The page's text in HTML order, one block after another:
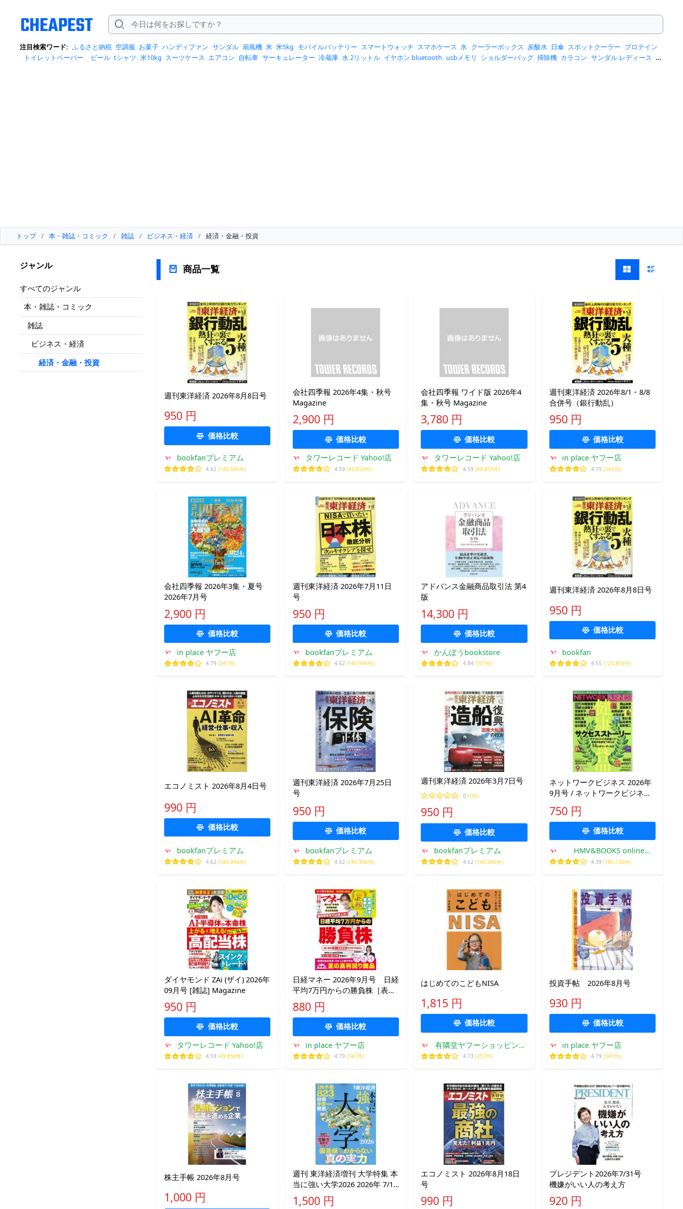
注目検索ワード: ふるさと納税 空調服 お菓子 ハンディファン サンダル 扇風機 米 米5kg モバイルバッテリー スマートウォッチ スマホケース 水 クーラーボックス 炭酸水 日傘 スポットクーラー プロテイン
トイレットペーパー
ビール tシャツ 米10kg スーツケース エアコン 自転車 サーキュレーター 冷蔵庫 水 2リットル イヤホン bluetooth usbメモリ ショルダーバッグ 掃除機 カラコン サンダル レディース ス
トップ / 本・雑誌・コミック / 雑誌 / ビジネス・経済 / 経済・金融・投資
ジャンル
すべてのジャンル
本・雑誌・コミック
雑誌
ビジネス・経済
経済・金融・投資
商品一覧
週刊東洋経済 2026年8月8日号
950 円
価格比較
bookfanプレミアム
4.62 (140,946件)
会社四季報 2026年4集・秋号
Magazine
2,900 円
価格比較
タワーレコード Yahoo!店
4.59 (49,859件)
会社四季報 ワイド版 2026年4
集・秋号 Magazine
3,780 円
価格比較
タワーレコード Yahoo!店
4.59 (49,859件)
週刊東洋経済 2026年8/1・8/8
合併号（銀行動乱）
950 円
価格比較
in place ヤフー店
4.79 (341件)
会社四季報 2026年3集・夏号
2026年7月号
2,900 円
価格比較
in place ヤフー店
4.79 (341件)
週刊東洋経済 2026年7月11日
号
950 円
価格比較
bookfanプレミアム
4.62 (140,946件)
アドバンス金融商品取引法 第4
版
14,300 円
価格比較
かんぽうbookstore
4.84(507件)
週刊東洋経済 2026年8月8日号
950 円
価格比較
bookfan
4.55 (125,856件)
エコノミスト 2026年8月4日号
990 円
価格比較
bookfanプレミアム
4.62 (140,946件)
週刊東洋経済 2026年7月25日
号
950 円
価格比較
bookfanプレミアム
4.62 (140,946件)
週刊東洋経済 2026年3月7日号
0 (1件)
950 円
価格比較
bookfanプレミアム
4.62 (140,946件)
ネットワークビジネス 2026年
9月号 / ネットワークビジネス
750 円
価格比較
HMV&BOOKS online
Yahoo!店
4.39 (180,106件)
ダイヤモンド ZAi (ザイ) 2026年
09月号 [雑誌] Magazine
950 円
価格比較
タワーレコード Yahoo!店
4.59 (49,859件)
日経マネー 2026年9月号 日経
平均7万円からの勝負株［表紙]
福原 遥
880 円
価格比較
in place ヤフー店
4.79 (341件)
はじめてのこどもNISA
1,815 円
価格比較
有隣堂ヤフーショッピング
店
4.73 (257件)
投資手帖 2026年8月号
930 円
価格比較
in place ヤフー店
4.79 (341件)
株主手帳 2026年8月号
1,000 円
週刊 東洋経済増刊 大学特集 本
当に強い大学2026 2026年 7/1
号 [雑誌] Magazine
1,500 円
エコノミスト 2026年8月18日
号
990 円
プレジデント2026年7/31号
機嫌がいい人の考え方
920 円